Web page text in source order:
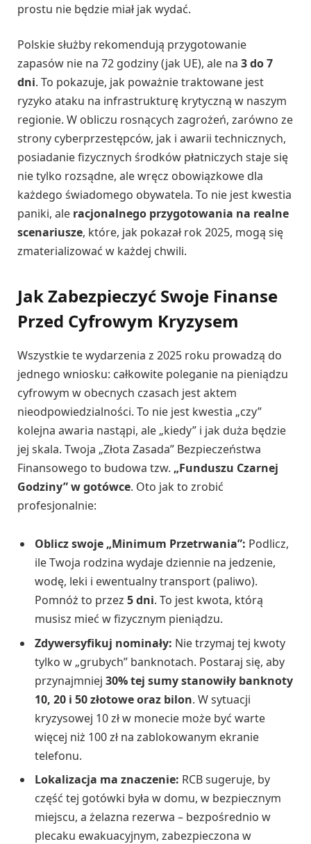
prostu nie będzie miał jak wydać.
Polskie służby rekomendują przygotowanie
zapasów nie na 72 godziny (jak UE), ale na 3 do 7
dni. To pokazuje, jak poważnie traktowane jest
ryzyko ataku na infrastrukturę krytyczną w naszym
regionie. W obliczu rosnących zagrożeń, zarówno ze
strony cyberprzestępców, jak i awarii technicznych,
posiadanie fizycznych środków płatniczych staje się
nie tylko rozsądne, ale wręcz obowiązkowe dla
każdego świadomego obywatela. To nie jest kwestia
paniki, ale racjonalnego przygotowania na realne
scenariusze, które, jak pokazał rok 2025, mogą się
zmaterializować w każdej chwili.
Jak Zabezpieczyć Swoje Finanse
Przed Cyfrowym Kryzysem
Wszystkie te wydarzenia z 2025 roku prowadzą do
jednego wniosku: całkowite poleganie na pieniądzu
cyfrowym w obecnych czasach jest aktem
nieodpowiedzialności. To nie jest kwestia „czy”
kolejna awaria nastąpi, ale „kiedy” i jak duża będzie
jej skala. Twoja „Złota Zasada” Bezpieczeństwa
Finansowego to budowa tzw. „Funduszu Czarnej
Godziny” w gotówce. Oto jak to zrobić
profesjonalnie:
Oblicz swoje „Minimum Przetrwania”: Podlicz,
ile Twoja rodzina wydaje dziennie na jedzenie,
wodę, leki i ewentualny transport (paliwo).
Pomnóż to przez 5 dni. To jest kwota, którą
musisz mieć w fizycznym pieniądzu.
Zdywersyfikuj nominały: Nie trzymaj tej kwoty
tylko w „grubych” banknotach. Postaraj się, aby
przynajmniej 30% tej sumy stanowiły banknoty
10, 20 i 50 złotowe oraz bilon. W sytuacji
kryzysowej 10 zł w monecie może być warte
więcej niż 100 zł na zablokowanym ekranie
telefonu.
Lokalizacja ma znaczenie: RCB sugeruje, by
część tej gotówki była w domu, w bezpiecznym
miejscu, a żelazna rezerwa – bezpośrednio w
plecaku ewakuacyjnym, zabezpieczona w